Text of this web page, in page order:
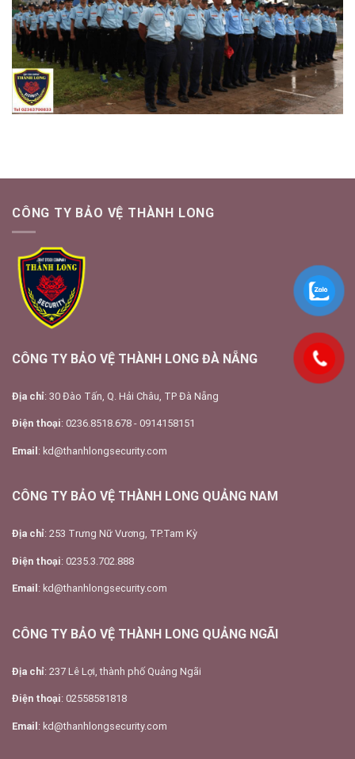
CÔNG TY BẢO VỆ THÀNH LONG
CÔNG TY BẢO VỆ THÀNH LONG ĐÀ NẴNG
Địa chỉ: 30 Đào Tấn, Q. Hải Châu, TP Đà Nẵng
Điện thoại: 0236.8518.678 - 0914158151
Email : kd@thanhlongsecurity.com
CÔNG TY BẢO VỆ THÀNH LONG QUẢNG NAM
Địa chỉ: 253 Trưng Nữ Vương, TP.Tam Kỳ
Điện thoại: 0235.3.702.888
Email : kd@thanhlongsecurity.com
CÔNG TY BẢO VỆ THÀNH LONG QUẢNG NGÃI
Địa chỉ: 237 Lê Lợi, thành phố Quảng Ngãi
Điện thoại: 02558581818
Email : kd@thanhlongsecurity.com